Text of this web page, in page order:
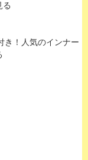
き！人気のインナー